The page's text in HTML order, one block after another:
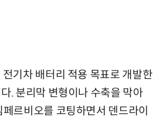
기차 배터리 적용 목표로 개발한
. 분리막 변형이나 수축을 막아
르비오를 코팅하면서 덴드라이